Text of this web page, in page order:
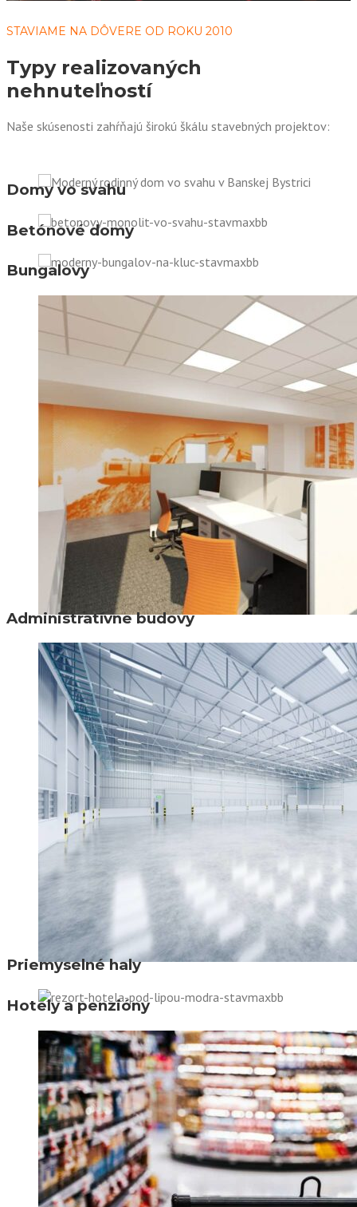
STAVIAME NA DÔVERE OD ROKU 2010
Typy realizovaných
nehnuteľností
Naše skúsenosti zahŕňajú širokú škálu stavebných projektov:
Domy vo svahu
Betónové domy
Bungalovy
Administratívne budovy
Priemyselné haly
Hotely a penzióny